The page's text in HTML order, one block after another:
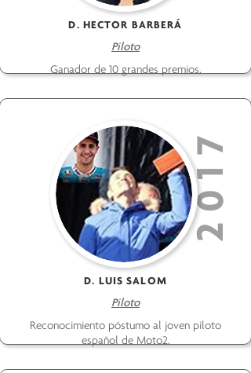
D. HECTOR BARBERÁ
Piloto
Ganador de 10 grandes premios.
2017
D. LUIS SALOM
Piloto
Reconocimiento póstumo al joven piloto
español de Moto2.